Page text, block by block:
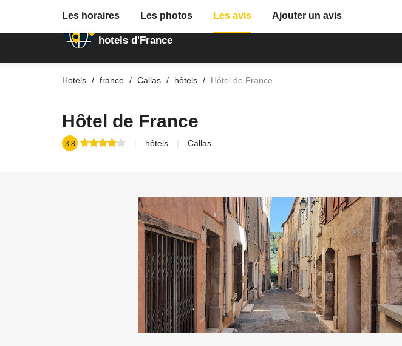
Annuaire des
hotels d'France
Hotels france Callas hôtels Hôtel de France
Hôtel de France
3.8 hôtels Callas
Les horaires Les photos Les avis Ajouter un avis